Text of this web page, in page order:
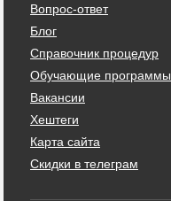
Вопрос-ответ
Блог
Справочник процедур
Обучающие программы
Вакансии
Хештеги
Карта сайта
Скидки в телеграм